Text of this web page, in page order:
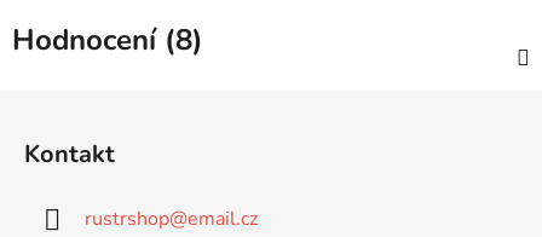
Hodnocení (8)
Kontakt
rustrshop@email.cz